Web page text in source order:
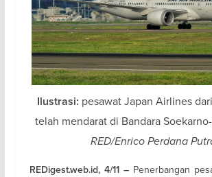
Ilustrasi: pesawat Japan Airlines
telah mendarat di Bandara
RED/Enrico Perdana
REDigest.web.id, 4/11 –Penerbangan